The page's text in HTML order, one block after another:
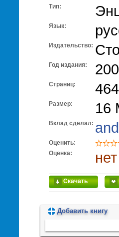
Тип:
Язык:
Издательство:
Год издания:
Cтраниц: 464
Размер: 16
Вклад сделал:
Оценить:
Оценка:
Скачать
Добавить книгу